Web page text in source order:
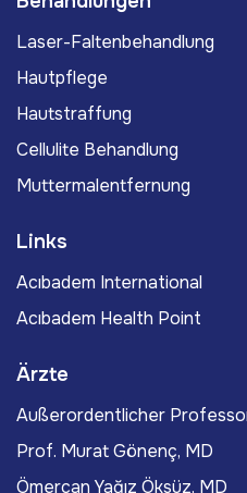
Laser-Faltenbehandlung
Hautpflege
Hautstraffung
Cellulite Behandlung
Muttermalentfernung
Links
Acıbadem International
Acıbadem Health Point
Ärzte
Außerordentlicher
Prof. Murat Gönenç, MD
Ömercan Yağız Öksüz, MD